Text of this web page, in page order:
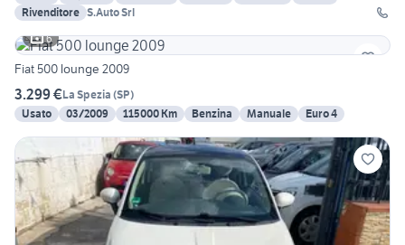
Rivenditore S.Auto Srl
6
Fiat 500 lounge 2009
3.299 €La Spezia (SP)
Usato
03/2009 115000 Km Benzina Manuale Euro 4